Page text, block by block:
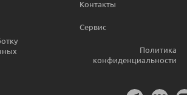
Контакты
Сервис
Политика
конфиденциальности